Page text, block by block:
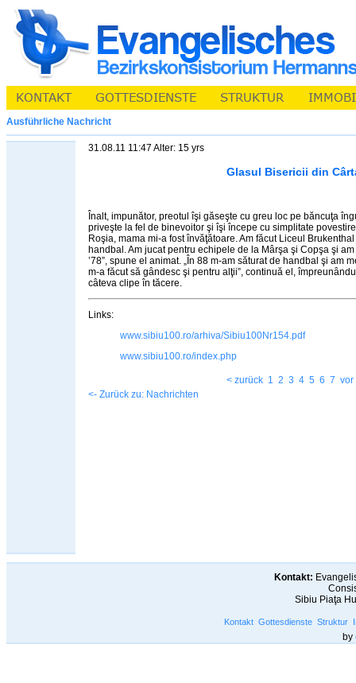
Ausführliche Nachricht
31.08.11 11:47 Alter: 15 yrs
Glasul Bisericii din
Înalt, impunător, preotul îşi găseşte cu greu loc pe băncuţa
priveşte la fel de binevoitor şi îşi începe cu simplitate
Roşia, mama mi-a fost învăţătoare. Am făcut Liceul
handbal. Am jucat pentru echipele de la Mârşa şi Copşa şi
’78”, spune el animat. „În 88 m-am săturat de handbal şi am
m-a făcut să gândesc şi pentru alţii”, continuă el,
câteva clipe în tăcere.
Links:
www.sibiu100.ro/arhiva/Sibiu100Nr154.pdf
www.sibiu100.ro/index.php
< zurück 1 2 3 4 5 6 7 vor
<- Zurück zu: Nachrichten
Kontakt:
Sibiu Piaţa
Kontakt Gottesdienste Struktur
by